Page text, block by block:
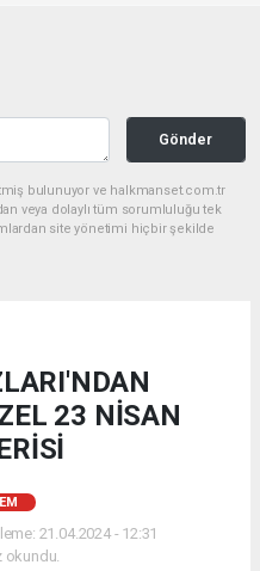
Gönder
bulunuyor ve halkmanset.com.tr
veya dolaylı tüm sorumluluğu tek
site yönetimi hiçbir şekilde
23 NİSAN
21.04.2024 - 12:31
okundu.